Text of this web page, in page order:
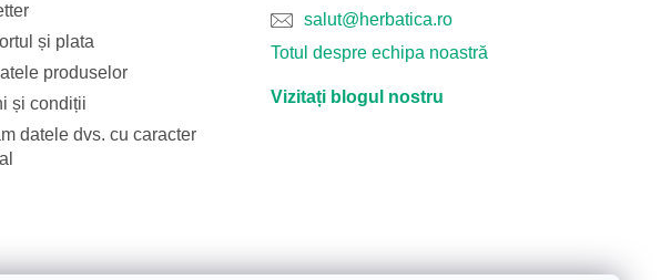
și plata
produselor
și condiții
datele dvs. cu caracter
salut@herbatica.ro
Totul despre echipa noastră
Vizitați blogul nostru